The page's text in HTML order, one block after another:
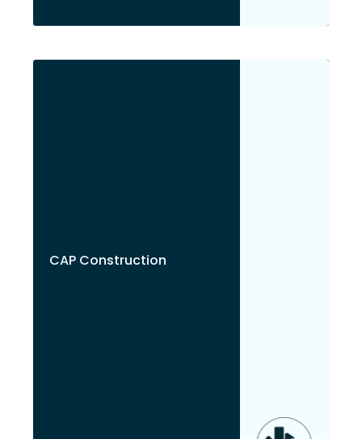
CAP Construction